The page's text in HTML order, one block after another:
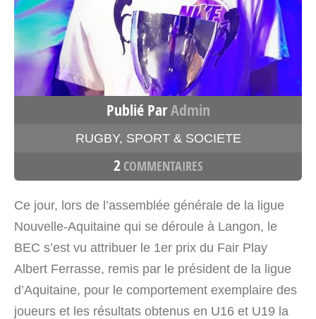
Publié ParAdmin
RUGBY, SPORT & SOCIETE
2 COMMENTAIRES
Ce jour, lors de l’assemblée générale de la ligue
Nouvelle-Aquitaine qui se déroule à Langon, le
BEC s’est vu attribuer le 1er prix du Fair Play
Albert Ferrasse, remis par le président de la ligue
d’Aquitaine, pour le comportement exemplaire des
joueurs et les résultats obtenus en U16 et U19 la